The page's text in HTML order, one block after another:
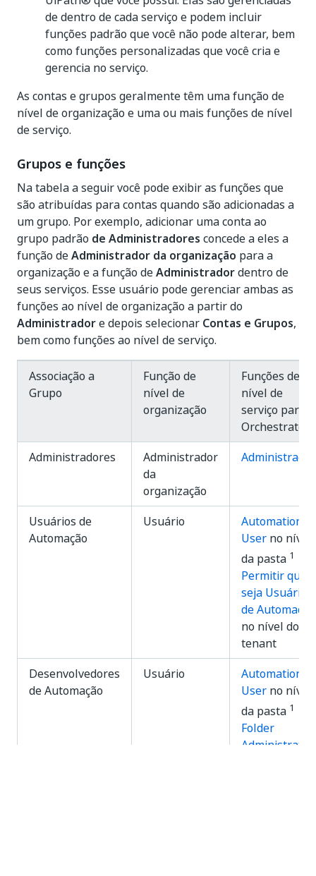
de dentro de cada serviço e podem incluir
funções padrão que você não pode alterar, bem
como funções personalizadas que você cria e
gerencia no serviço.
As contas e grupos geralmente têm uma função de
nível de organização e uma ou mais funções de nível
de serviço.
Grupos e funções
Na tabela a seguir você pode exibir as funções que
são atribuídas para contas quando são adicionadas a
um grupo. Por exemplo, adicionar uma conta ao
grupo padrão de Administradores concede a eles a
função deAdministrador da organização para a
organização e a função deAdministradordentro de
seus serviços. Esse usuário pode gerenciar ambas as
funções ao nível de organização a partir do
Administradore depois selecionar Contas e Grupos,
bem como funções ao nível de serviço.
Associação a
Grupo
Função de
nível de
organização
Funções de
nível de
serviço para o
Orchestrator
Administradores
Administrador
da
organização
Administrador
Usuários de
Automação
Usuário
Automation
User no nível
da pasta 1
Permitir que
seja Usuário
de Automação
no nível do
tenant
Desenvolvedores
de Automação
Usuário
Automation
User no nível
da pasta 1
Folder
Administrator